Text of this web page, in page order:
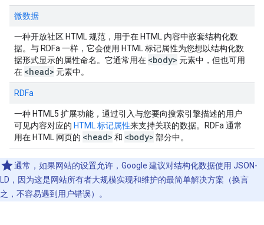
微数据
一种开放社区 HTML 规范，用于在 HTML 内容中嵌套结构化数
据。与 RDFa 一样，它会使用 HTML 标记属性为您想以结构化数
据形式显示的属性命名。它通常用在 <body> 元素中，但也可用
在 <head> 元素中。
RDFa
一种 HTML5 扩展功能，通过引入与您要向搜索引擎描述的用户
可见内容对应的 HTML 标记属性来支持关联的数据。RDFa 通常
用在 HTML 网页的 <head> 和 <body> 部分中。
通常，如果网站的设置允许，Google 建议对结构化数据使用 JSON-
LD，因为这是网站所有者大规模实现和维护的最简单解决方案（换言
之，不容易遇到用户错误）。